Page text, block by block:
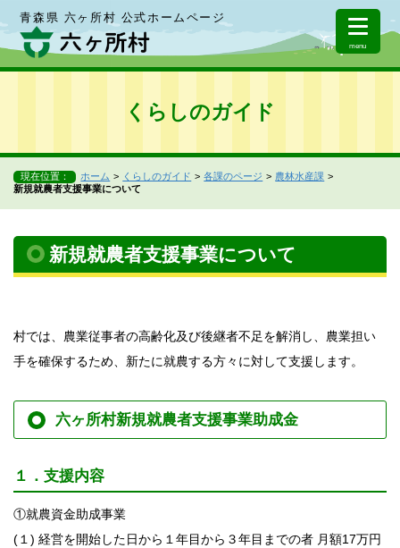
青森県 六ヶ所村 公式ホームページ
menu
くらしのガイド
現在位置： ホーム くらしのガイド 各課のページ
農林水産課
新規就農者支援事業について
新規就農者支援事業について
村では、農業従事者の高齢化及び後継者不足を解消し、農業担い
手を確保するため、新たに就農する方々に対して支援します。
六ヶ所村新規就農者支援事業助成金
１．支援内容
①就農資金助成事業
(１) 経営を開始した日から１年目から３年目までの者 月額17万円